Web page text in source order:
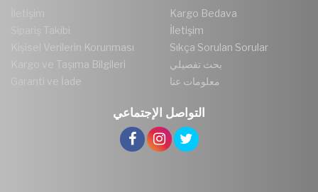
İletişim
Sipariş Takibi
Kişisel Verilerin Korunması
Kargo ve Taşıma Bilgileri
Garanti ve İade
Kargo Bedava
İletişim
Sıkça Sorulan Sorular
بحث تفصيلي
معلومات عنا
التواصل الإجتماعي